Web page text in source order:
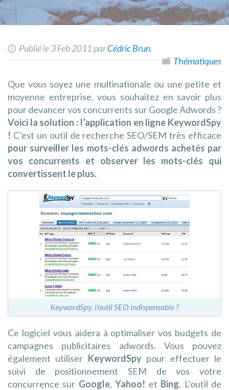
Publié le 3 Feb 2011 parCédric Brun.
Thématiques
Que vous soyez une multinationale ou une petite et
moyenne entreprise, vous souhaitez en savoir plus
pour devancer vos concurrents sur Google Adwords ?
Voici la solution : l’application en ligne KeywordSpy
! C’est un outil de recherche SEO/SEM très efficace
pour surveiller les mots-clés adwords achetés par
vos concurrents et observer les mots-clés qui
convertissent le plus.
KeywordSpy, l'outil SEO indispensable ?
Ce logiciel vous aidera à optimaliser vos budgets de
campagnes publicitaires adwords. Vous pouvez
également utiliser KeywordSpypour effectuer le
suivi de positionnement SEM de vos votre
concurrence sur Google,Yahoo! et Bing. L’outil de